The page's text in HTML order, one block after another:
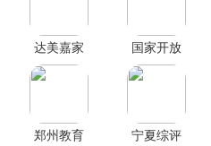
达美嘉家
长端官方
客户端下
国家开放
大学手机
郑州教育
宁夏综评